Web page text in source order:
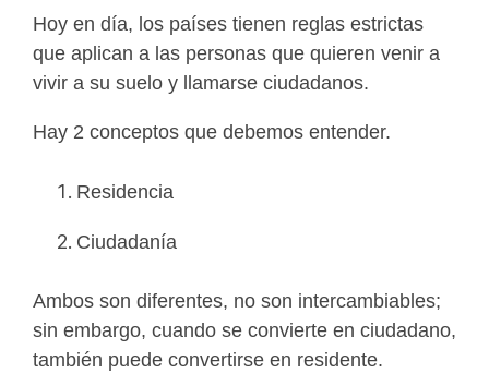
Hoy en día, los países tienen reglas estrictas
que aplican a las personas que quieren venir a
vivir a su suelo y llamarse ciudadanos.
Hay 2 conceptos que debemos entender.
Residencia
Ciudadanía
Ambos son diferentes, no son intercambiables;
sin embargo, cuando se convierte en ciudadano,
también puede convertirse en residente.